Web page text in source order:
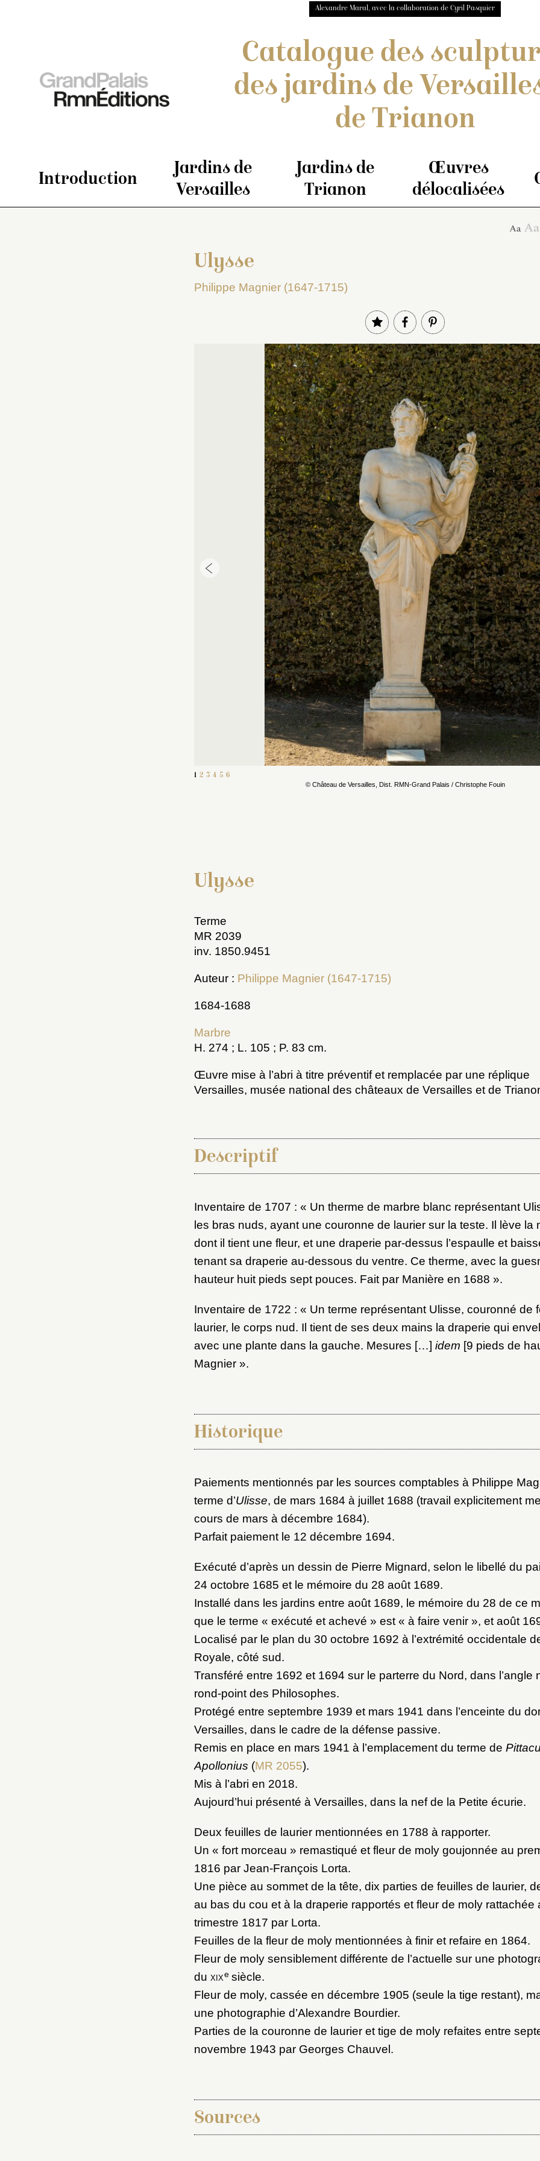
Alexandre Maral, avec la collaboration de Cyril Pasquier
Catalogue des
des jardins de
de Trianon
Introduction
Jardins de
Versailles
Jardins de
Trianon
Œuvres
délocalisées
Ulysse
Philippe Magnier (1647-1715)
© Château de Versailles, Dist. RMN-Grand Palais / Christophe Fouin
1 2 3 4 5 6
Ulysse
Terme
MR 2039
inv. 1850.9451
Auteur : Philippe Magnier (1647-1715)
1684-1688
Marbre
H. 274 ; L. 105 ; P. 83 cm.
Œuvre mise à l’abri à titre préventif et remplacée par une réplique
Versailles, musée national des châteaux de Versailles et de
Descriptif
Inventaire de 1707 : « Un therme de marbre blanc représentant
les bras nuds, ayant une couronne de laurier sur la teste. Il lève la
dont il tient une fleur, et une draperie par-dessus l’espaulle et
tenant sa draperie au-dessous du ventre. Ce therme, avec la
hauteur huit pieds sept pouces. Fait par Manière en 1688 ».
Inventaire de 1722 : « Un terme représentant Ulisse, couronné de
laurier, le corps nud. Il tient de ses deux mains la draperie qui
avec une plante dans la gauche. Mesures […] idem [9 pieds de
Magnier ».
Historique
Paiements mentionnés par les sources comptables à Philippe
terme d’Ulisse, de mars 1684 à juillet 1688 (travail explicitement
cours de mars à décembre 1684).
Parfait paiement le 12 décembre 1694.
Exécuté d’après un dessin de Pierre Mignard, selon le libellé du
24 octobre 1685 et le mémoire du 28 août 1689.
Installé dans les jardins entre août 1689, le mémoire du 28 de ce
que le terme « exécuté et achevé » est « à faire venir », et août
Localisé par le plan du 30 octobre 1692 à l’extrémité occidentale
Royale, côté sud.
Transféré entre 1692 et 1694 sur le parterre du Nord, dans l’angle
rond-point des Philosophes.
Protégé entre septembre 1939 et mars 1941 dans l’enceinte du
Versailles, dans le cadre de la défense passive.
Remis en place en mars 1941 à l’emplacement du terme de
Apollonius (MR 2055).
Mis à l’abri en 2018.
Aujourd’hui présenté à Versailles, dans la nef de la Petite écurie.
Deux feuilles de laurier mentionnées en 1788 à rapporter.
Un « fort morceau » remastiqué et fleur de moly goujonnée au
1816 par Jean-François Lorta.
Une pièce au sommet de la tête, dix parties de feuilles de laurier,
au bas du cou et à la draperie rapportés et fleur de moly rattachée
trimestre 1817 par Lorta.
Feuilles de la fleur de moly mentionnées à finir et refaire en 1864.
Fleur de moly sensiblement différente de l’actuelle sur une
du xixesiècle.
Fleur de moly, cassée en décembre 1905 (seule la tige restant),
une photographie d’Alexandre Bourdier.
Parties de la couronne de laurier et tige de moly refaites entre
novembre 1943 par Georges Chauvel.
Sources
Choix du dossier où ajouter la
Nom du dossier
Valider
Créer et ajouter
Connexion
Courriel
Mot de passe
Vous n'êtes pas encore inscrit ?Créer un compte